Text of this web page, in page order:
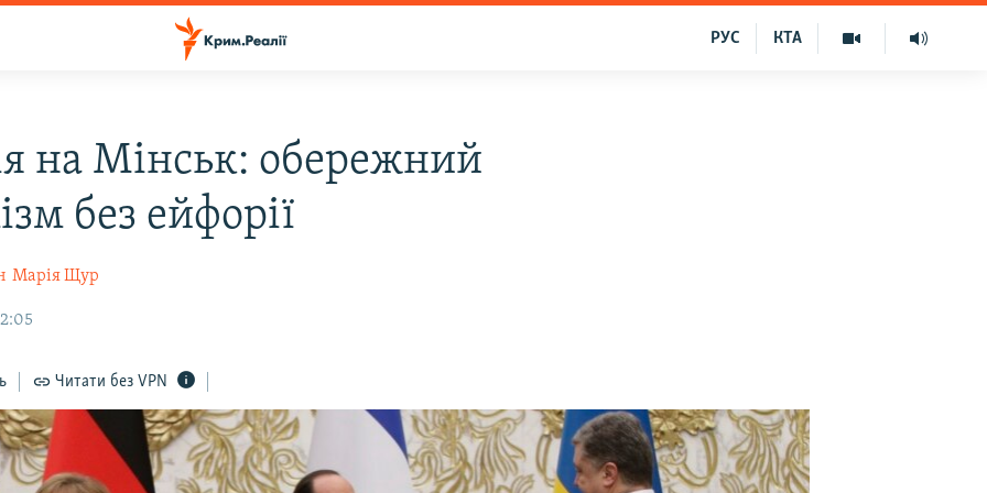
КТА
РУС
на Мінськ: обережний
без ейфорії
Марія Щур
Читати без VPN